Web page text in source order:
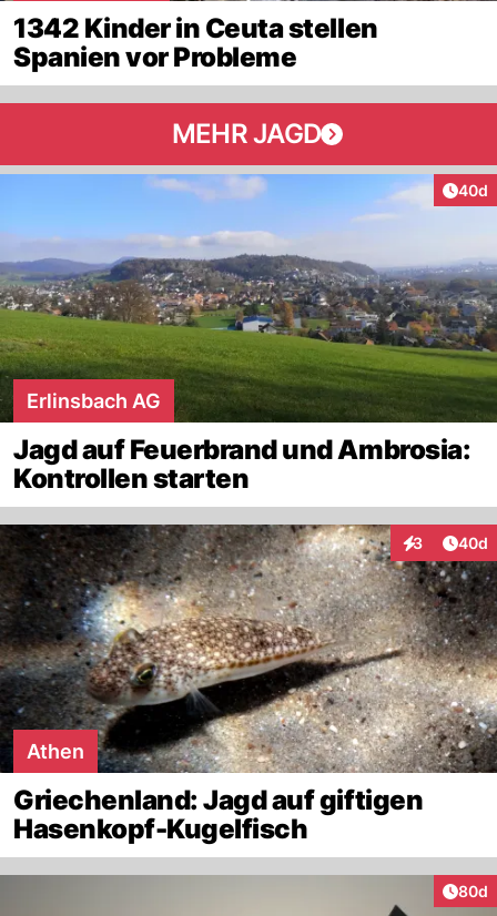
1342 Kinder in Ceuta stellen
Spanien vor Probleme
MEHR JAGD
40d
Erlinsbach AG
Jagd auf Feuerbrand und Ambrosia:
Kontrollen starten
3
Interaktionen
40d
Athen
Griechenland: Jagd auf giftigen
Hasenkopf-Kugelfisch
80d